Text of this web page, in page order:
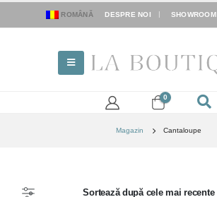
ROMÂNĂ DESPRE NOI SHOWROOM
0
Magazin Cantaloupe